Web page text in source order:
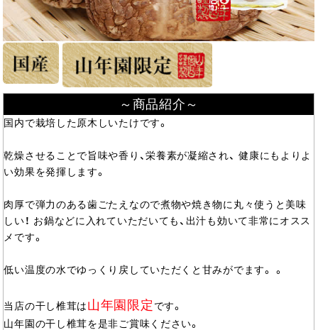
～商品紹介～
国内で栽培した原木しいたけです。
乾燥させることで旨味や香り、栄養素が凝縮され、 健康にもよりよ
い効果を発揮します。
肉厚で弾力のある歯ごたえなので煮物や焼き物に丸々使うと美味
しい！ お鍋などに入れていただいても、出汁も効いて非常にオスス
メです。
低い温度の水でゆっくり戻していただくと甘みがでます。 。
当店の干し椎茸は山年園限定 です。
山年園の干し椎茸を是非ご賞味ください。